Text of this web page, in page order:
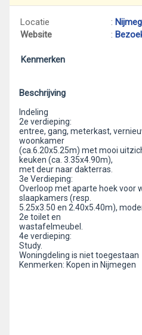
Locatie :
Website
:
Kenmerken
Beschrijving
Indeling
2e verdieping:
entree, gang, meterkast,
woonkamer
(ca.6.20x5.25m) met mooi
keuken (ca. 3.35x4.90m),
met deur naar dakterras.
3e Verdieping:
Overloop met aparte hoek voor
slaapkamers (resp.
5.25x3.50 en 2.40x5.40m),
2e toilet en
wastafelmeubel.
4e verdieping:
Study.
Woningdeling is niet toegestaan
Kenmerken: Kopen in Nijmegen